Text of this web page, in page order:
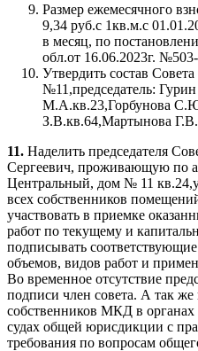
Размер ежемесячного
9,34 руб.с 1кв.м.с
в месяц, по
обл.от 16.06.2023г.
Утвердить состав
№11,председатель:
М.А.кв.23,Горбунова
З.В.кв.64,Мартынова
11. Наделить председателя
Сергеевич, проживающую по
Центральный, дом № 11
всех собственников
участвовать в приемке
работ по текущему и
подписывать
объемов, видов работ и
Во временное отсутствие
подписи член совета. А так же
собственников МКД в органах
судах общей юрисдикции с
требования по вопросам